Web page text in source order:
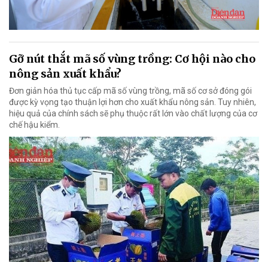
Gỡ nút thắt mã số vùng trồng: Cơ hội nào cho
nông sản xuất khẩu?
Đơn giản hóa thủ tục cấp mã số vùng trồng, mã số cơ sở đóng gói
được kỳ vọng tạo thuận lợi hơn cho xuất khẩu nông sản. Tuy nhiên,
hiệu quả của chính sách sẽ phụ thuộc rất lớn vào chất lượng của cơ
chế hậu kiểm.